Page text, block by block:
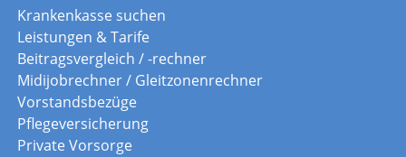
Krankenkasse suchen
Leistungen & Tarife
Beitragsvergleich / -rechner
Midijobrechner / Gleitzonenrechner
Vorstandsbezüge
Pflegeversicherung
Private Vorsorge